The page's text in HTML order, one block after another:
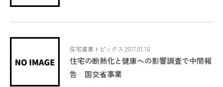
住宅産業トピックス 2017.01.16
住宅の断熱化と健康への影響調査で中間報
告 国交省事業